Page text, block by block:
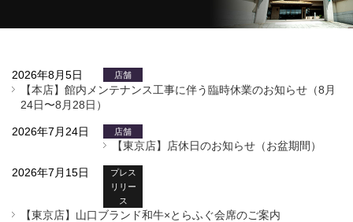
2026年8月5日 店舗
【本店】館内メンテナンス工事に伴う臨時休業のお知らせ（8月
24日〜8月28日）
2026年7月24日 店舗
【東京店】店休日のお知らせ（お盆期間）
2026年7月15日
プレス
リリー
ス
【東京店】山口ブランド和牛×とらふぐ会席のご案内